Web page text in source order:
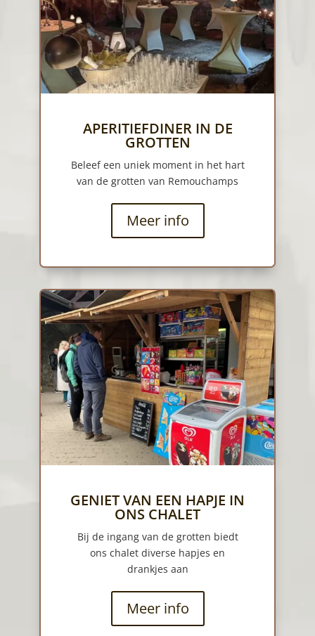
APERITIEFDINER IN DE
GROTTEN
Beleef een uniek moment in het hart
van de grotten van Remouchamps
Meer info
GENIET VAN EEN HAPJE IN
ONS CHALET
Bij de ingang van de grotten biedt
ons chalet diverse hapjes en
drankjes aan
Meer info